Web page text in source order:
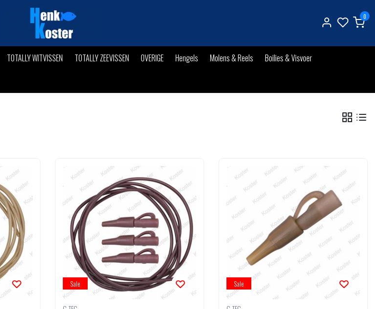
0
TOTALLY WITVISSEN TOTALLY ZEEVISSEN OVERIGE Hengels Molens & Reels
Boilies & Visvoer
Sale Sale